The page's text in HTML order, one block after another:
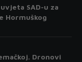
SAD-u za
Hormuškog
Dronovi